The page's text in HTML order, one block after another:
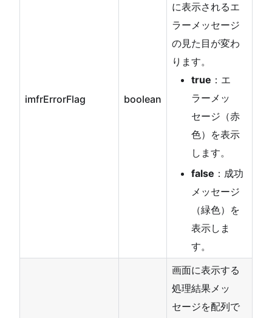
imfrErrorFlag boolean
に表示されるエ
ラーメッセージ
の見た目が変わ
ります。
true ：エ
ラーメッ
セージ（赤
色）を表示
します。
false ：成功
メッセージ
（緑色）を
表示しま
す。
画面に表示する
処理結果メッ
セージを配列で